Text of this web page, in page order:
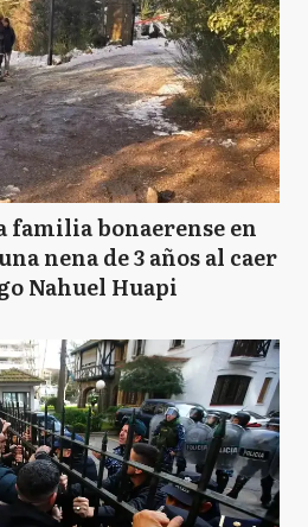
familia bonaerense en
nena de 3 años al caer
Nahuel Huapi